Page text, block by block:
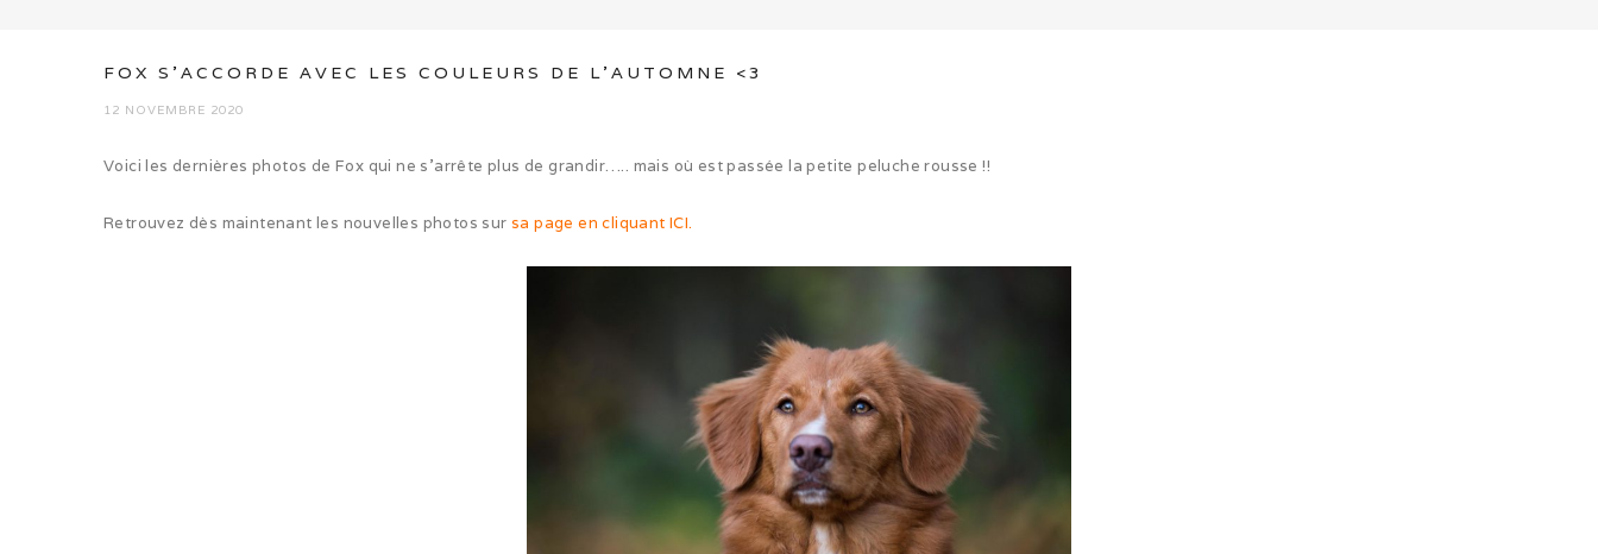
FOX S’ACCORDE AVEC LES COULEURS DE L’AUTOMNE <3
12 NOVEMBRE 2020
Voici les dernières photos de Fox qui ne s’arrête plus de grandir….. mais où est passée la petite peluche rousse !!
Retrouvez dès maintenant les nouvelles photos sur sa page en cliquant ICI.